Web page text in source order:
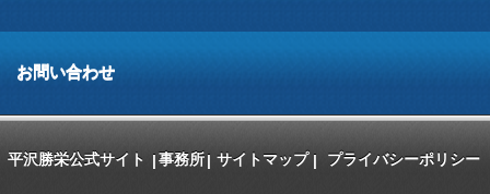
お問い合わせ
平沢勝栄公式サイト |事務所| サイトマップ | プライバシーポリシー